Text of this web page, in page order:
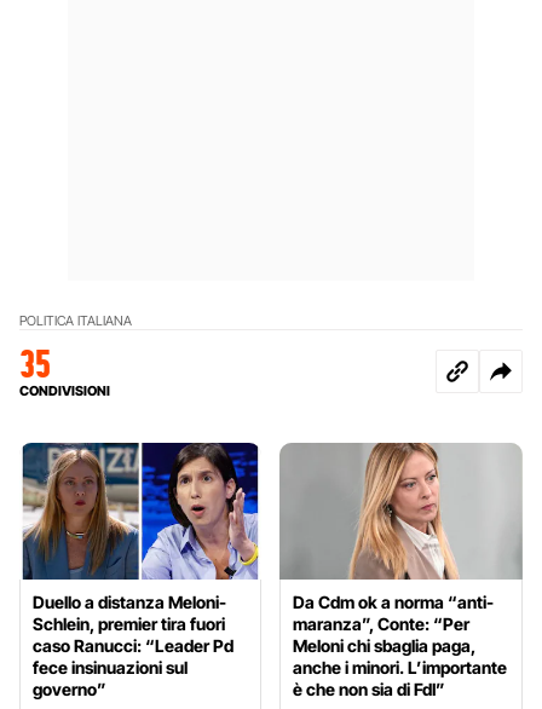
POLITICA ITALIANA
35
CONDIVISIONI
Duello a distanza Meloni-
Schlein, premier tira fuori
caso Ranucci: “Leader Pd
fece insinuazioni sul
governo”
Da Cdm ok a norma “anti-
maranza”, Conte: “Per
Meloni chi sbaglia paga,
anche i minori. L’importante
è che non sia di FdI”